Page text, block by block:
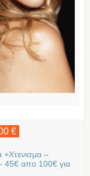
€
+Χτενισμα –
45€ απο 100€ για